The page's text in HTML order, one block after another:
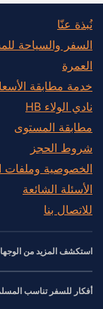
نُبذة عنّا
السفر والسياحة
العمرة
خدمة مطابقة
نادي الولاء HB
مطابقة المستوى
شروط الحجز
الخصوصية وملفات
الأسئلة الشائعة
للاتصال بنا
استكشف المزيد من
أفكار للسفر تناسب